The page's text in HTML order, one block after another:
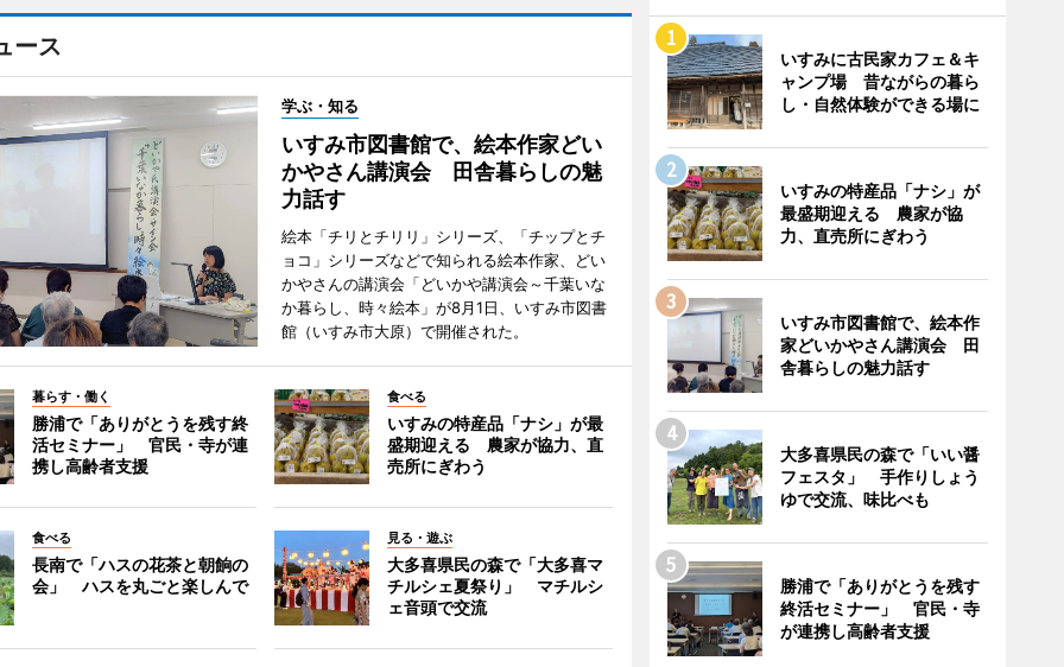
ース
学ぶ・知る
いすみ市図書館で、絵本作家どい
かやさん講演会 田舎暮らしの魅
力話す
絵本「チリとチリリ」シリーズ、「チップとチ
ョコ」シリーズなどで知られる絵本作家、どい
かやさんの講演会「どいかや講演会～千葉いな
か暮らし、時々絵本」が8月1日、いすみ市図書
館（いすみ市大原）で開催された。
暮らす・働く
勝浦で「ありがとうを残す終
活セミナー」 官民・寺が連
携し高齢者支援
食べる
いすみの特産品「ナシ」が最
盛期迎える 農家が協力、直
売所にぎわう
食べる
長南で「ハスの花茶と朝餉の
会」 ハスを丸ごと楽しんで
見る・遊ぶ
大多喜県民の森で「大多喜マ
チルシェ夏祭り」 マチルシ
ェ音頭で交流
いすみに古民家カフェ＆キ
ャンプ場 昔ながらの暮ら
し・自然体験ができる場に
いすみの特産品「ナシ」が
最盛期迎える 農家が協
力、直売所にぎわう
いすみ市図書館で、絵本作
家どいかやさん講演会 田
舎暮らしの魅力話す
大多喜県民の森で「いい醤
フェスタ」 手作りしょう
ゆで交流、味比べも
勝浦で「ありがとうを残す
終活セミナー」 官民・寺
が連携し高齢者支援